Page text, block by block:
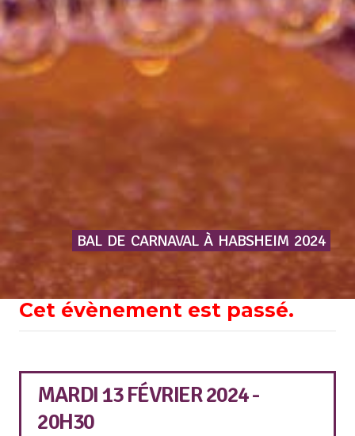
BAL DE CARNAVAL À HABSHEIM 2024
Cet évènement est passé.
MARDI 13 FÉVRIER 2024 -
20H30